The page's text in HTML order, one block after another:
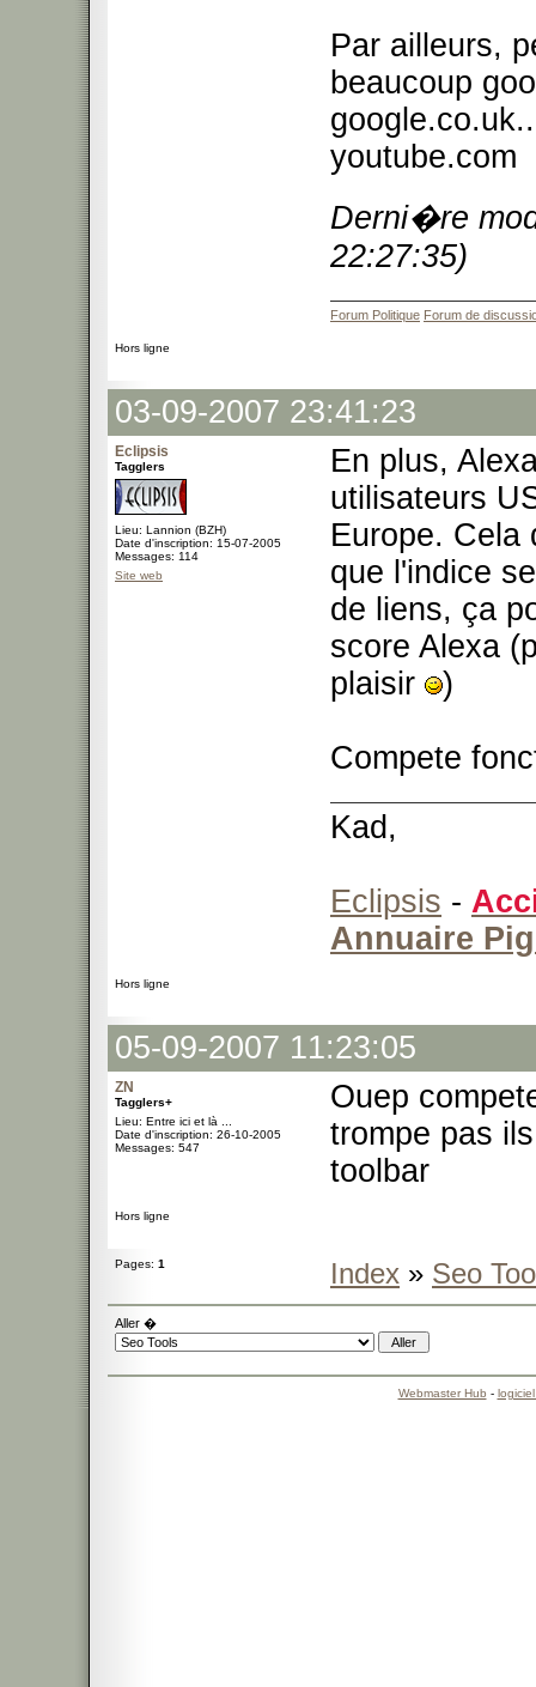
Par ailleurs,
beaucoup
youtube.com
Derni�re
22:27:35)
Forum Politique Forum de
Hors ligne
03-09-2007 23:41:23
Eclipsis
Tagglers
Lieu: Lannion (BZH)
Date d'inscription: 15-07-2005
Messages: 114
Site web
En plus,
utilisateurs
Europe. Cela
que l'indice
de liens, ça
score Alexa
plaisir
)
Compete
Kad,
Eclipsis -
Annuaire
Hors ligne
05-09-2007 11:23:05
ZN
Tagglers+
Lieu: Entre ici et là ...
Date d'inscription: 26-10-2005
Messages: 547
Ouep
trompe pas
toolbar
Hors ligne
Pages: 1 Index » Seo
Aller �
Webmaster Hub -